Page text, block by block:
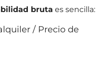
bruta es sencilla:
/ Precio de